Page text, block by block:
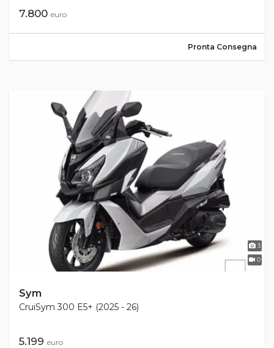
7.800 euro
Pronta Consegna
3
0
Sym
CruiSym 300 E5+ (2025 - 26)
5.199 euro